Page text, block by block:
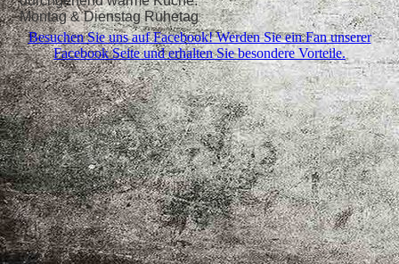
Montag & Dienstag Ruhetag
Besuchen Sie uns auf Facebook! Werden Sie ein Fan unserer
Facebook Seite und erhalten Sie besondere Vorteile.